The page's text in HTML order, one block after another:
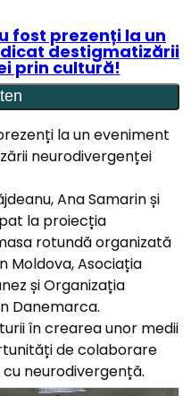
fost prezenți la un
destigmatizării
prin cultură!
la un eveniment
neurodivergenței
Ana Samarin și
la proiecția
rotundă organizată
Moldova, Asociația
și Organizația
Danemarca.
în crearea unor medii
de colaborare
neurodivergență.